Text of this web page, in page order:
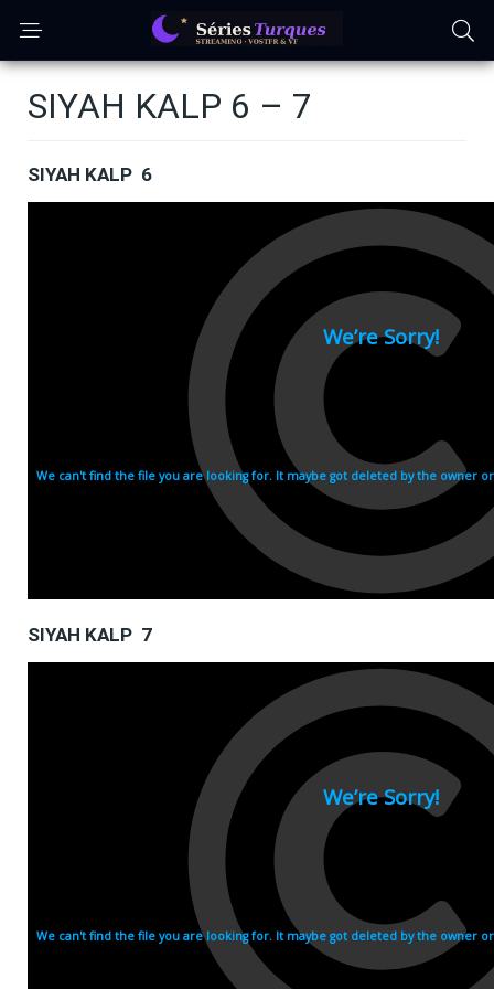
SIYAH KALP 6 – 7
SIYAH KALP 6
SIYAH KALP 7